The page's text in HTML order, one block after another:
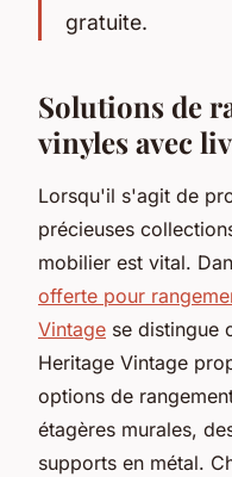
gratuite.
Solutions de
vinyles avec
Lorsqu'il s'agit de
précieuses
mobilier est vital.
offerte pour
Vintage se distingue
Heritage Vintage
options de
étagères murales,
supports en métal.